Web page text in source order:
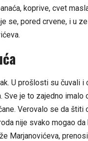
koprive, cvet
se, pored crvene, i u
U prošlosti su čuvali i
Sve je to zajedno imalo
Verovalo se da štiti
nije svako mogao da
Marjanovićeva, prenosi